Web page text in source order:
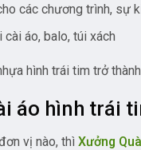
các chương trình, sự
cài áo, balo, túi xách
hình trái tim trở
áo hình trái
vị nào, thì Xưởng